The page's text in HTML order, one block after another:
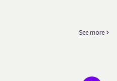
See more